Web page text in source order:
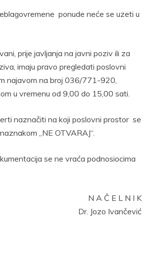
ponude neće se uzeti u
prije javljanja na javni poziv ili za
imaju pravo pregledati poslovni
najavom na broj 036/771-920,
u vremenu od 9,00 do 15,00 sati.
naznačiti na koji poslovni prostor se
„NE OTVARAJ“.
se ne vraća podnosiocima
N A Č E L N I K
Dr. Jozo Ivančević